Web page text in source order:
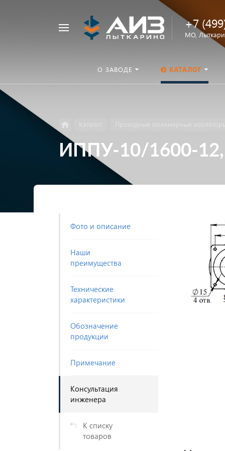
+7
МО,
О ЗАВОДЕ КАТАЛОГ
ИППУ-10/1600-
Фото и описание
Наши
преимущества
Технические
характеристики
Обозначение
продукции
Примечание
Консультация
инженера
К списку
товаров